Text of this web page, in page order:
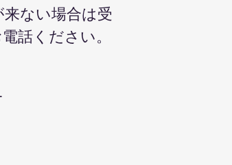
ない場合は受
話ください。